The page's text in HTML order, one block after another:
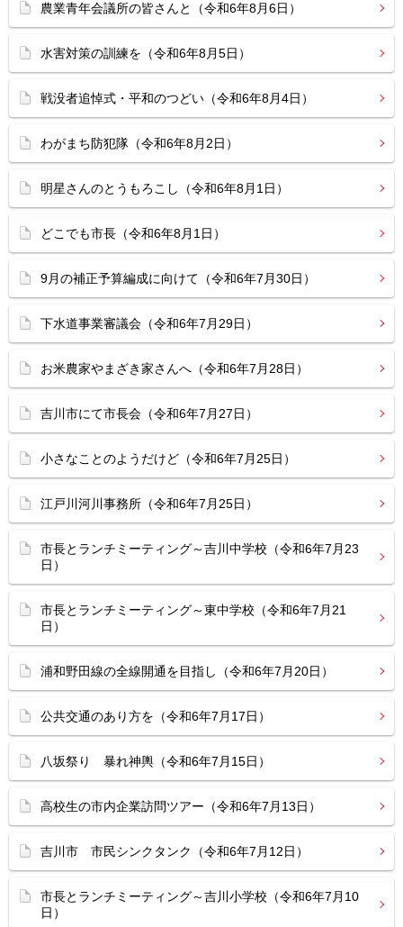
農業青年会議所の皆さんと（令和6年8月6日）
水害対策の訓練を（令和6年8月5日）
戦没者追悼式・平和のつどい（令和6年8月4日）
わがまち防犯隊（令和6年8月2日）
明星さんのとうもろこし（令和6年8月1日）
どこでも市長（令和6年8月1日）
9月の補正予算編成に向けて（令和6年7月30日）
下水道事業審議会（令和6年7月29日）
お米農家やまざき家さんへ（令和6年7月28日）
吉川市にて市長会（令和6年7月27日）
小さなことのようだけど（令和6年7月25日）
江戸川河川事務所（令和6年7月25日）
市長とランチミーティング～吉川中学校（令和6年7月23
日）
市長とランチミーティング～東中学校（令和6年7月21
日）
浦和野田線の全線開通を目指し（令和6年7月20日）
公共交通のあり方を（令和6年7月17日）
八坂祭り 暴れ神輿（令和6年7月15日）
高校生の市内企業訪問ツアー（令和6年7月13日）
吉川市 市民シンクタンク（令和6年7月12日）
市長とランチミーティング～吉川小学校（令和6年7月10
日）